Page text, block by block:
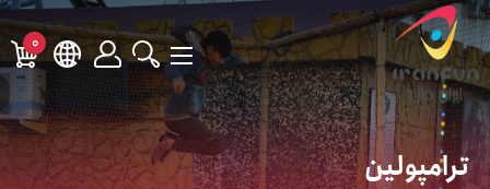
0
ترامپولین